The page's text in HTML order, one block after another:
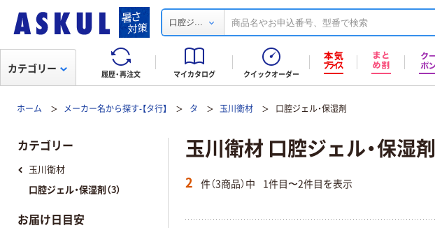
口腔ジ...
履歴・再注文 マイカタログ クイックオーダー
カテゴリー
ホーム メーカー名から探す-【タ行】 タ 玉川衛材 口腔ジェル・保湿剤
玉川衛材 口腔ジェル・保湿剤
2 件（3商品）中 1件目〜2件目を表示
カテゴリー
玉川衛材
口腔ジェル・保湿剤（3）
お届け日目安